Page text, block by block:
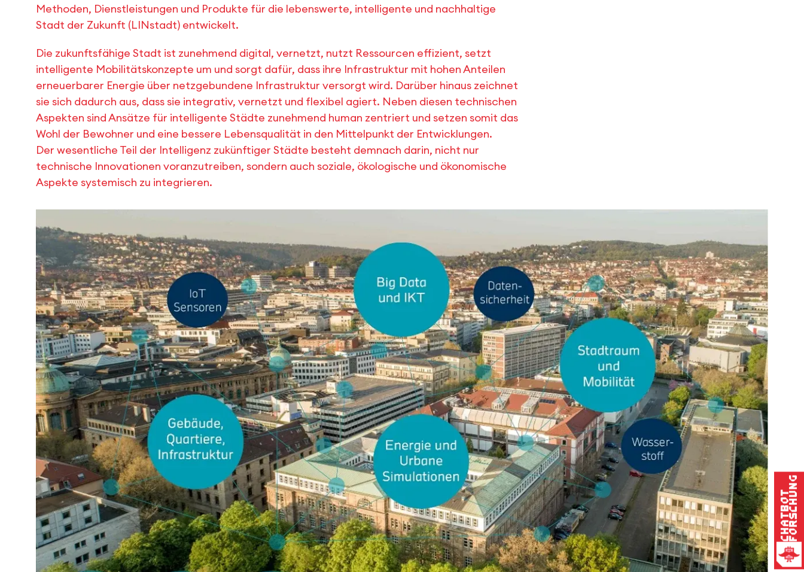
Methoden, Dienstleistungen und Produkte für die lebenswerte, intelligente und nachhaltige
Stadt der Zukunft (LINstadt) entwickelt.
Die zukunftsfähige Stadt ist zunehmend digital, vernetzt, nutzt Ressourcen effizient, setzt
intelligente Mobilitätskonzepte um und sorgt dafür, dass ihre Infrastruktur mit hohen Anteilen
erneuerbarer Energie über netzgebundene Infrastruktur versorgt wird. Darüber hinaus zeichnet
sie sich dadurch aus, dass sie integrativ, vernetzt und flexibel agiert. Neben diesen technischen
Aspekten sind Ansätze für intelligente Städte zunehmend human zentriert und setzen somit das
Wohl der Bewohner und eine bessere Lebensqualität in den Mittelpunkt der Entwicklungen.
Der wesentliche Teil der Intelligenz zukünftiger Städte besteht demnach darin, nicht nur
technische Innovationen voranzutreiben, sondern auch soziale, ökologische und ökonomische
Aspekte systemisch zu integrieren.
ChatbotForschung